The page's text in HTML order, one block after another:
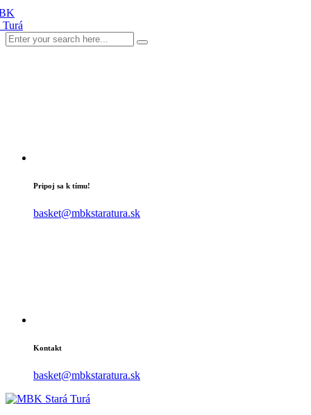
Pripoj sa k tímu!
basket@mbkstaratura.sk
Kontakt
basket@mbkstaratura.sk